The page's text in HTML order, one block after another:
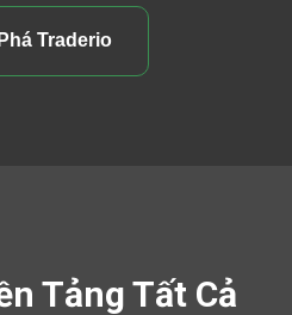
Traderio
Tảng Tất Cả